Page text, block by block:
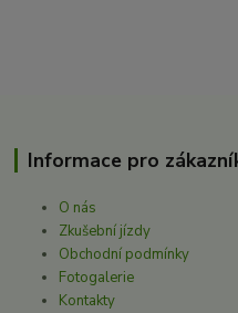
Informace pro
O nás
Zkušební jízdy
Obchodní podmínky
Fotogalerie
Kontakty